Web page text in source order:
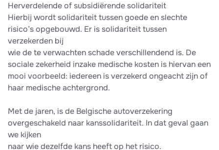
Herverdelende of subsidiërende solidariteit
Hierbij wordt solidariteit tussen goede en slechte
risico’s opgebouwd. Er is solidariteit tussen
verzekerden bij
wie de te verwachten schade verschillendend is. De
sociale zekerheid inzake medische kosten is hiervan een
mooi voorbeeld: iedereen is verzekerd ongeacht zijn of
haar medische achtergrond.
Met de jaren, is de Belgische autoverzekering
overgeschakeld naar kanssolidariteit. In dat geval gaan
we kijken
naar wie dezelfde kans heeft op het risico.